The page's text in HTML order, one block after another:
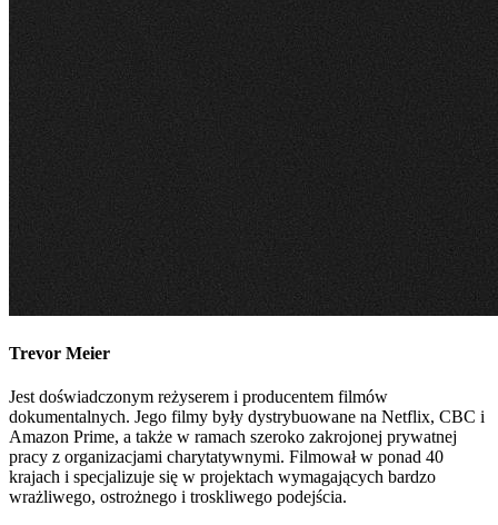
Trevor Meier
Jest doświadczonym reżyserem i producentem filmów
dokumentalnych. Jego filmy były dystrybuowane na Netflix, CBC i
Amazon Prime, a także w ramach szeroko zakrojonej prywatnej
pracy z organizacjami charytatywnymi. Filmował w ponad 40
krajach i specjalizuje się w projektach wymagających bardzo
wrażliwego, ostrożnego i troskliwego podejścia.